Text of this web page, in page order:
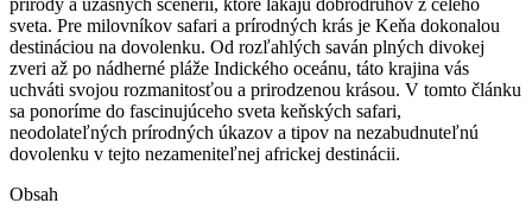
sveta. Pre milovníkov safari a ⁣prírodných‌ krás je Keňa dokonalou
destináciou na⁤ dovolenku. Od rozľahlých saván plných divokej
zveri až po nádherné pláže Indického ‌oceánu, táto krajina vás
uchváti svojou ⁤rozmanitosťou⁤ a‌ prirodzenou krásou. V​ tomto článku
sa ponoríme​ do fascinujúceho sveta keňských ‌safari,
neodolateľných prírodných úkazov a ‌tipov na ⁣nezabudnuteľnú
dovolenku⁣ v tejto nezameniteľnej​ africkej ‌destinácii.
Obsah